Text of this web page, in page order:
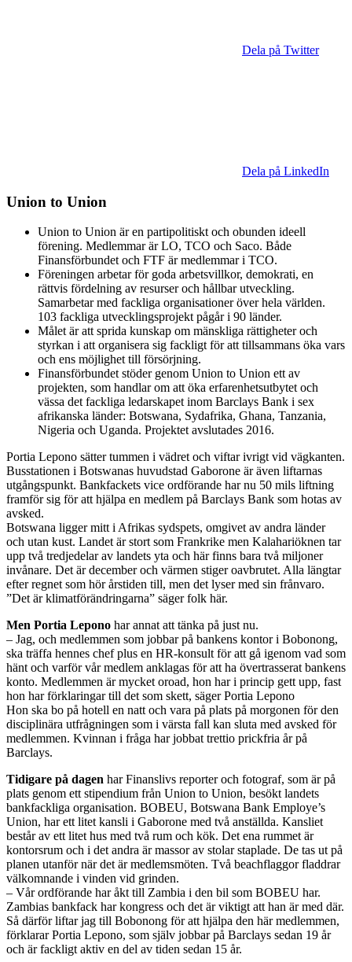
Dela på Twitter
Dela på LinkedIn
Union to Union
Union to Union är en partipolitiskt och obunden ideell
förening. Medlemmar är LO, TCO och Saco. Både
Finansförbundet och FTF är medlemmar i TCO.
Föreningen arbetar för goda arbetsvillkor, demokrati, en
rättvis fördelning av resurser och hållbar utveckling.
Samarbetar med fackliga organisationer över hela världen.
103 fackliga utvecklingsprojekt pågår i 90 länder.
Målet är att sprida kunskap om mänskliga rättigheter och
styrkan i att organisera sig fackligt för att tillsammans öka vars
och ens möjlighet till försörjning.
Finansförbundet stöder genom Union to Union ett av
projekten, som handlar om att öka erfarenhetsutbytet och
vässa det fackliga ledarskapet inom Barclays Bank i sex
afrikanska länder: Botswana, Sydafrika, Ghana, Tanzania,
Nigeria och Uganda. Projektet avslutades 2016.
Portia Lepono sätter tummen i vädret och viftar ivrigt vid vägkanten.
Busstationen i Botswanas huvudstad Gaborone är även liftarnas
utgångspunkt. Bankfackets vice ordförande har nu 50 mils liftning
framför sig för att hjälpa en medlem på Barclays Bank som hotas av
avsked.
Botswana ligger mitt i Afrikas sydspets, omgivet av andra länder
och utan kust. Landet är stort som Frankrike men Kalahariöknen tar
upp två tredjedelar av landets yta och här finns bara två miljoner
invånare. Det är december och värmen stiger oavbrutet. Alla längtar
efter regnet som hör årstiden till, men det lyser med sin frånvaro.
”Det är klimatförändringarna” säger folk här.
Men Portia Lepono har annat att tänka på just nu.
– Jag, och medlemmen som jobbar på bankens kontor i Bobonong,
ska träffa hennes chef plus en HR-konsult för att gå igenom vad som
hänt och varför vår medlem anklagas för att ha övertrasserat bankens
konto. Medlemmen är mycket oroad, hon har i princip gett upp, fast
hon har förklaringar till det som skett, säger Portia Lepono
Hon ska bo på hotell en natt och vara på plats på morgonen för den
disciplinära utfrågningen som i värsta fall kan sluta med avsked för
medlemmen. Kvinnan i fråga har jobbat trettio prickfria år på
Barclays.
Tidigare på dagen har Finanslivs reporter och fotograf, som är på
plats genom ett stipendium från Union to Union, besökt landets
bankfackliga organisation. BOBEU, Botswana Bank Employe’s
Union, har ett litet kansli i Gaborone med två anställda. Kansliet
består av ett litet hus med två rum och kök. Det ena rummet är
kontorsrum och i det andra är massor av stolar staplade. De tas ut på
planen utanför när det är medlemsmöten. Två beachflaggor fladdrar
välkomnande i vinden vid grinden.
– Vår ordförande har åkt till Zambia i den bil som BOBEU har.
Zambias bankfack har kongress och det är viktigt att han är med där.
Så därför liftar jag till Bobonong för att hjälpa den här medlemmen,
förklarar Portia Lepono, som själv jobbar på Barclays sedan 19 år
och är fackligt aktiv en del av tiden sedan 15 år.